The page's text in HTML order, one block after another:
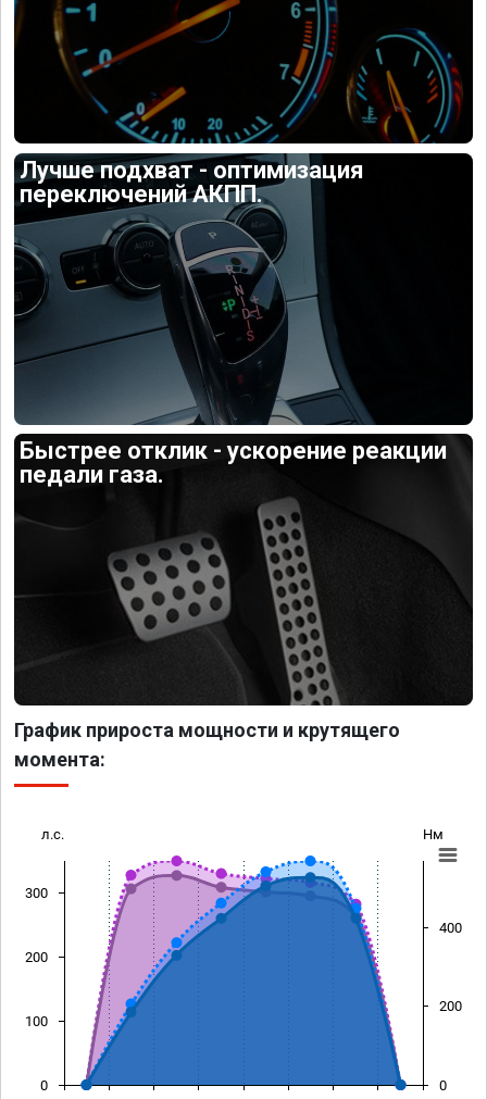
Лучше подхват - оптимизация
переключений АКПП.
Быстрее отклик - ускорение реакции
педали газа.
График прироста мощности и крутящего
момента:
л.с. Нм
0
100
200
300
0
200
400